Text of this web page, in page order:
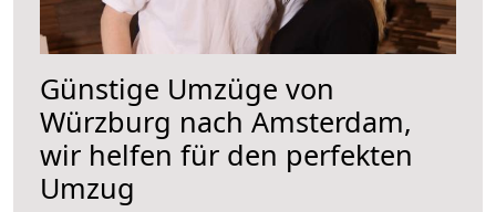
Günstige Umzüge von
Würzburg nach Amsterdam,
wir helfen für den perfekten
Umzug